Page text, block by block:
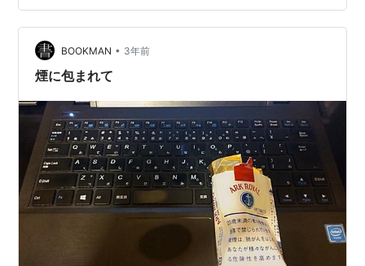
ヒー」「チョコレート」「ストロベリー」「アップルミ
ント」「紅茶」など、様々なフレーバーのタバコがあ
り、「高品質の香り豊かなタバコを求める喫煙者向け」
に製造して…
BOOKMAN • 3年前
煙に包まれて